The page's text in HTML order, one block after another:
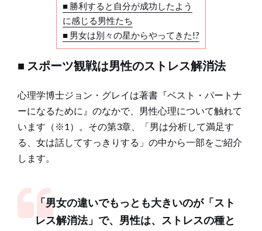
■ 勝利すると自分が成功したよう
に感じる男性たち
■ 男女は別々の星からやってきた!?
■ スポーツ観戦は男性のストレス解消法
心理学博士ジョン・グレイは著書『ベスト・パートナ
ーになるために』のなかで、男性心理について触れて
います（※1）。その第3章、「男は分析して満足す
る、女は話してすっきりする」の中から一部をご紹介
します。
「男女の違いでもっとも大きいのが「スト
レス解消法」で、男性は、ストレスの種と